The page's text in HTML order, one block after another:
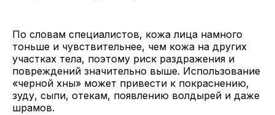
По словам специалистов, кожа лица намного
тоньше и чувствительнее, чем кожа на других
участках тела, поэтому риск раздражения и
повреждений значительно выше. Использование
«черной хны» может привести к покраснению,
зуду, сыпи, отекам, появлению волдырей и даже
шрамов.